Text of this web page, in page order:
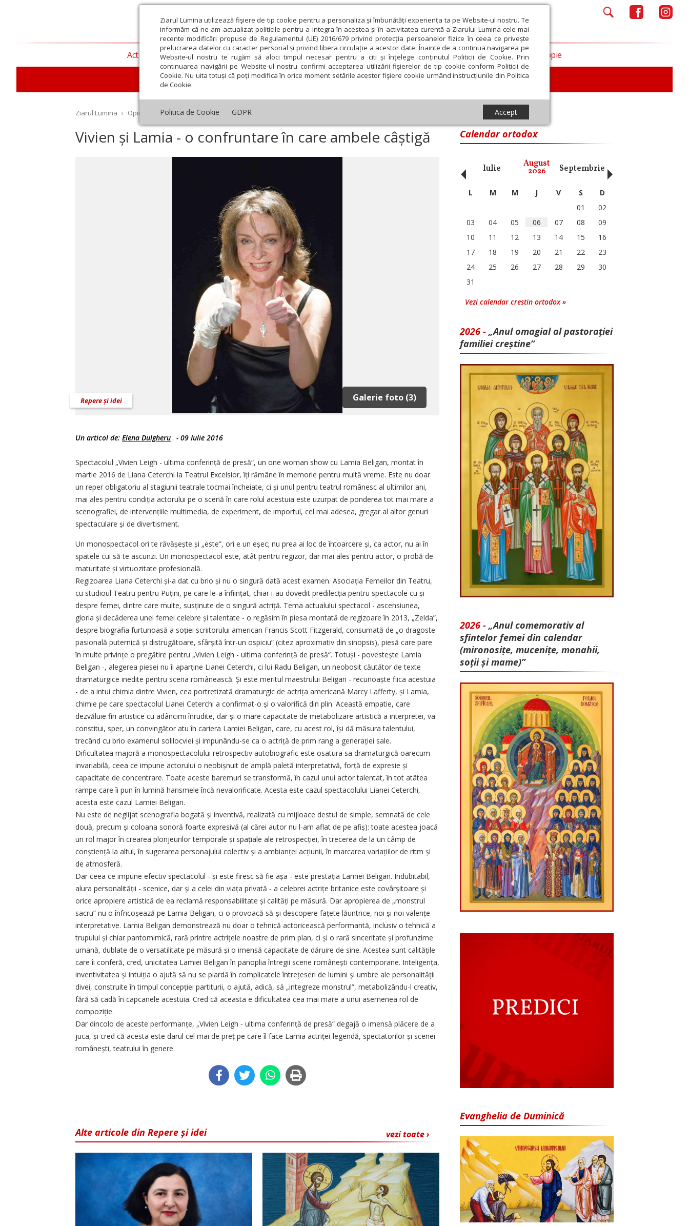
Ziarul Lumina utilizează fişiere de tip cookie pentru a personaliza și îmbunătăți experiența ta pe Website-ul nostru. Te
informăm că ne-am actualizat politicile pentru a integra în acestea și în activitatea curentă a Ziarului Lumina cele mai
recente modificări propuse de Regulamentul (UE) 2016/679 privind protecția persoanelor fizice în ceea ce privește
prelucrarea datelor cu caracter personal și privind libera circulație a acestor date. Înainte de a continua navigarea pe
Website-ul nostru te rugăm să aloci timpul necesar pentru a citi și înțelege conținutul Politicii de Cookie. Prin
continuarea navigării pe Website-ul nostru confirmi acceptarea utilizării fişierelor de tip cookie conform Politicii de
Cookie. Nu uita totuși că poți modifica în orice moment setările acestor fişiere cookie urmând instrucțiunile din Politica
de Cookie.
Politica de Cookie GDPR Accept
Actualitate religioasă Teologie și spiritualitate Educaţie și Cultură Societate Opinii
Editorial Repere și idei Pilda zilei
Filantropie
Ziarul Lumina › Opinii Repere și idei › Vivien și Lamia - o confruntare în care ambele câștigă
Vivien și Lamia - o confruntare în care ambele câștigă
Galerie foto (3)
Repere și idei
Un articol de: Elena Dulgheru - 09 Iulie 2016
Spectacolul „Vivien Leigh - ultima con­ferință de presă“, un one woman show cu Lamia Beligan, montat în
martie 2016 de Liana Ceterchi la Teatrul Excelsior, îți rămâne în memorie pentru multă vreme. Este nu doar
un reper obligatoriu al stagiunii teatrale tocmai încheiate, ci și unul pentru teatrul românesc al ultimilor ani,
mai ales pentru condiția actorului pe o scenă în care rolul acestuia este uzurpat de ponderea tot mai mare a
scenografiei, de intervențiile multimedia, de experiment, de importul, cel mai adesea, gregar al altor genuri
spectaculare și de divertisment.
Un monospectacol ori te ră­vășește și „este”, ori e un eșec; nu prea ai loc de întoarcere și, ca actor, nu ai în
spatele cui să te ascunzi. Un monospectacol este, atât pentru regizor, dar mai ales pentru actor, o probă de
maturitate și virtuozitate profesională.
Regizoarea Liana Ceterchi și-a dat cu brio și nu o singură dată acest examen. Asociația Femeilor din Teatru,
cu studioul Teatru pentru Puțini, pe care le-a înființat, chiar i-au dovedit predilecția pentru spectacole cu și
despre femei, dintre care multe, susținute de o singură actriță. Tema actualului spectacol - ascensiunea,
gloria și decăderea unei femei celebre și talentate - o regăsim în piesa montată de regizoare în 2013, „Zelda”,
despre biografia furtunoasă a soției scriitorului american Francis Scott Fitzgerald, consumată de „o dragoste
pasională puternică și distrugătoare, sfârșită într-un ospiciu” (citez aproximativ din sinopsis), piesă care pare
în multe privințe o pregătire pentru „Vivien Leigh - ultima conferință de presă“. Totuși - povestește Lamia
Beligan -, alegerea piesei nu îi aparține Lianei Ceterchi, ci lui Radu Beligan, un neobosit căutător de texte
dramaturgice inedite pentru scena românească. Și este meritul maestrului Beligan - recunoaște fiica acestuia
- de a intui chimia dintre Vivien, cea portretizată dramaturgic de actrița americană Marcy Lafferty, și Lamia,
chimie pe care spectacolul Lianei Ceterchi a confirmat-o și o valorifică din plin. Această empatie, care
dezvăluie firi artistice cu adâncimi înrudite, dar și o mare capacitate de metabolizare artistică a interpretei, va
constitui, sper, un convingător atu în cariera Lamiei Beligan, care, cu acest rol, își dă măsura talentului,
trecând cu brio examenul solilocviei și impunându-se ca o actriță de prim rang a generației sale.
Dificultatea majoră a mono­spectacolului retrospectiv autobio­grafic este osatura sa dramaturgică oarecum
invariabilă, ceea ce impune actorului o neobișnuit de amplă paletă interpretativă, forță de expresie și
capacitate de concentrare. Toate aceste baremuri se transformă, în cazul unui actor talentat, în tot atâtea
rampe care îi pun în lumină harismele încă nevalorificate. Acesta este cazul spectacolului Lianei Ceterchi,
acesta este cazul Lamiei Beligan.
Nu este de neglijat scenografia bogată și inventivă, realizată cu mijloace destul de simple, semnată de cele
două, precum și coloana sonoră foarte expresivă (al cărei autor nu l-am aflat de pe afiș): toate acestea joacă
un rol major în crearea plonjeurilor temporale și spațiale ale retrospecției, în trecerea de la un câmp de
conștiență la altul, în sugerarea personajului colectiv și a ambianței acțiunii, în marcarea variațiilor de ritm și
de atmosferă.
Dar ceea ce impune efectiv spectacolul - și este firesc să fie așa - este prestația Lamiei Beligan. Indubitabil,
alura perso­na­li­tății - scenice, dar și a celei din viața privată - a celebrei actrițe britanice este covârșitoare și
orice apropiere artistică de ea reclamă responsabilitate și calități pe măsură. Dar apropierea de „monstrul
sacru” nu o înfricoșează pe Lamia Beligan, ci o provoacă să-și descopere fațete lăuntrice, noi și noi valențe
interpretative. Lamia Beligan demonstrează nu doar o tehnică actoricească performantă, inclusiv o tehnică a
trupului și chiar pantomimică, rară printre actri­țele noastre de prim plan, ci și o rară sinceritate și profunzime
umană, dublate de o versatilitate pe măsură și o imensă capacitate de dăruire de sine. Acestea sunt calitățile
care îi conferă, cred, unicitatea Lamiei Beligan în panoplia întregii scene românești contemporane. Inteligența,
inventivitatea și intuiția o ajută să nu se piardă în complicatele întrețeseri de lumini și umbre ale personalității
divei, construite în timpul concepției partiturii, o ajută, adică, să „integreze monstrul”, metabolizându-l creativ,
fără să cadă în capcanele acestuia. Cred că aceasta e dificultatea cea mai mare a unui asemenea rol de
compoziție.
Dar dincolo de aceste per­formanțe, „Vivien Leigh - ultima conferință de presă“ degajă o ­imensă plăcere de a
juca, și cred că acesta este darul cel mai de preț pe care îl face Lamia actriței-legendă, spectatorilor și scenei
românești, teatrului în genere.
vezi toate ›
Alte articole din Repere și idei
Calendar ortodox
Iulie August
2026 Septembrie Octombrie
‹ L M M J V S
D
01
02
03
04 05 06 07 08
09
10
11 12 13 14 15
16
17
18 19 20 21 22
23
24
25 26 27 28 29
30
31
Vezi calendar crestin ortodox »
2026 - „Anul omagial al pastorației
familiei creștine”
2026 - „Anul comemorativ al
sfintelor femei din calendar
(mironosițe, mu­cenițe, monahii,
soții și mame)”
Evanghelia de Duminică